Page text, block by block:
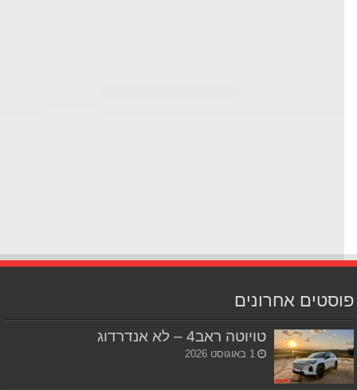
אחרונים
טויוטה ראב4 – לא אנדרדוג
1 באוגוסט 2026